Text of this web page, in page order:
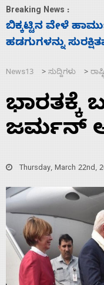
Breaking News :
ನಾಗೇಂದ್ರ
ಬಿಡೆವು: ಛಲವಾದಿ
News13 > ಸುದ್ದಿಗಳು >
ಭಾರತಕ್ಕೆ
ಜರ್ಮನ್
Thursday, March 22nd,